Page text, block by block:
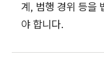
계, 범행 경위 등을
야 합니다.